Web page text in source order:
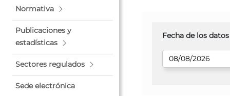
Normativa
Publicaciones y
estadísticas
Sectores regulados
Sede electrónica
Fecha de los datos